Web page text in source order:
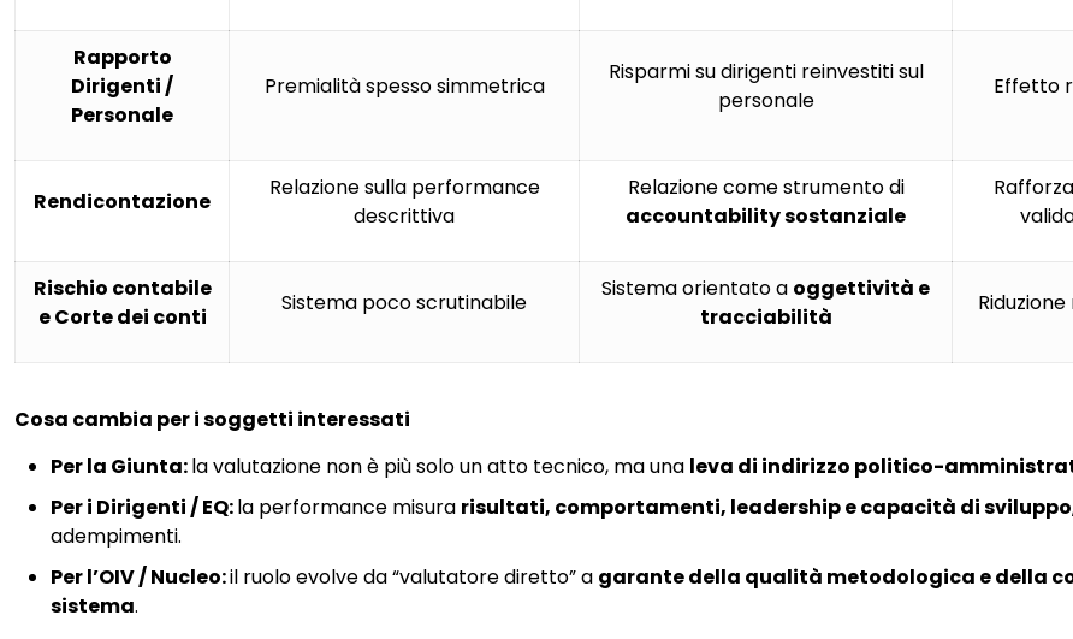
Rapporto
Dirigenti /
Personale
Premialità spesso simmetrica
Risparmi su dirigenti reinvestiti sul
personale
Effetto
Rendicontazione
Relazione sulla performance
descrittiva
Relazione come strumento di
accountability sostanziale
Rischio contabile
e Corte dei conti
Sistema poco scrutinabile
Sistema orientato a oggettività e
tracciabilità
Cosa cambia per i soggetti interessati
Per la Giunta:la valutazione non è più solo un atto tecnico, ma una leva di indirizzo politico-
Per i Dirigenti / EQ:la performance misura risultati, comportamenti, leadership e capacità di sviluppo
adempimenti.
Per l’OIV / Nucleo:il ruolo evolve da “valutatore diretto” a garante della qualità metodologica e della
sistema.